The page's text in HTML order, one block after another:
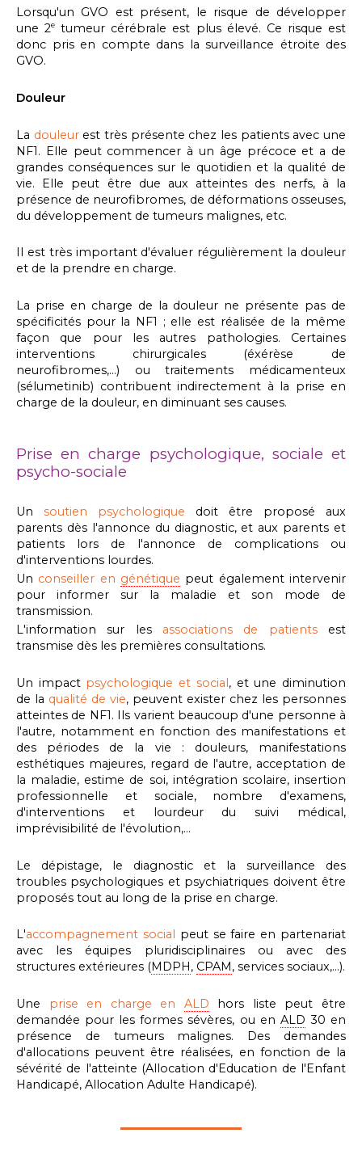
Lorsqu'un GVO est présent, le risque de développer
une 2e
tumeur cérébrale est plus élevé. Ce risque est
donc pris en compte dans la surveillance étroite des
GVO.
Douleur
La douleurest très présente chez les patients avec une
NF1. Elle peut commencer à un âge précoce et a de
grandes conséquences sur le quotidien et la qualité de
vie. Elle peut être due aux atteintes des nerfs, à la
présence de neurofibromes, de déformations osseuses,
du développement de tumeurs malignes, etc.
Il est très important d'évaluer régulièrement la douleur
et de la prendre en charge.
La prise en charge de la douleur ne présente pas de
spécificités pour la NF1 ; elle est réalisée de la même
façon que pour les autres pathologies. Certaines
interventions chirurgicales (éxérèse de
neurofibromes,...) ou traitements médicamenteux
(sélumetinib) contribuent indirectement à la prise en
charge de la douleur, en diminuant ses causes.
Prise en charge psychologique, sociale et
psycho-sociale
Un soutien psychologique doit être proposé aux
parents dès l'annonce du diagnostic, et aux parents et
patients lors de l'annonce de complications ou
d'interventions lourdes.
Un conseiller en génétique peut également intervenir
pour informer sur la maladie et son mode de
transmission.
L'information sur les associations de patientsest
transmise dès les premières consultations.
Un impact psychologique et social, et une diminution
de la qualité de vie, peuvent exister chez les personnes
atteintes de NF1. Ils varient beaucoup d'une personne à
l'autre, notamment en fonction des manifestations et
des périodes de la vie : douleurs, manifestations
esthétiques majeures, regard de l'autre, acceptation de
la maladie, estime de soi, intégration scolaire, insertion
professionnelle et sociale, nombre d'examens,
d'interventions et lourdeur du suivi médical,
imprévisibilité de l'évolution,...
Le dépistage, le diagnostic et la surveillance des
troubles psychologiques et psychiatriques doivent être
proposés tout au long de la prise en charge.
L'accompagnement social
peut se faire en partenariat
avec les équipes pluridisciplinaires ou avec des
structures extérieures (MDPH , CPAM , services sociaux,...).
Une prise en charge en ALD hors liste peut être
demandée pour les formes sévères, ou en ALD 30 en
présence de tumeurs malignes. Des demandes
d'allocations peuvent être réalisées, en fonction de la
sévérité de l'atteinte (Allocation d'Education de l'Enfant
Handicapé, Allocation Adulte Handicapé).